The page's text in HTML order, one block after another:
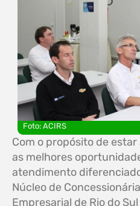
Foto: ACIRS
Com o propósito de
as melhores
atendimento
Núcleo de
Empresarial de Rio do